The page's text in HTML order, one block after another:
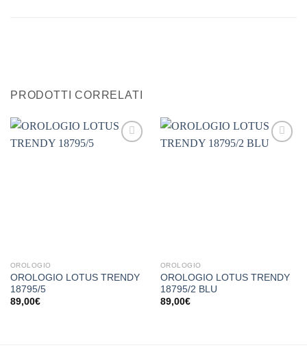
PRODOTTI CORRELATI
OROLOGIO
OROLOGIO LOTUS TRENDY
18795/5
89,00€
OROLOGIO
OROLOGIO LOTUS TRENDY
18795/2 BLU
89,00€